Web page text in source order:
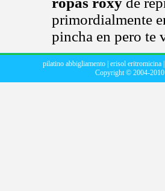
primordialmente
pincha en pero te
pilatino abbigliamento| erisol eritromicina
Copyright © 2004-